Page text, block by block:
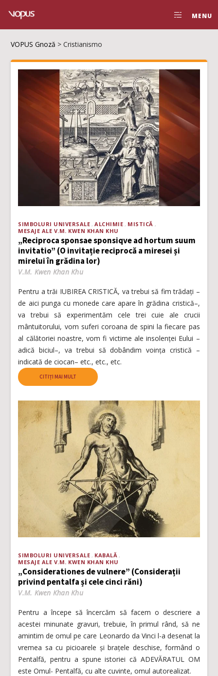
MENU
VOPUS Gnoză >Cristianismo
SIMBOLURI UNIVERSALE ALCHIMIE
MISTICĂ
MESAJE ALE V.M. KWEN KHAN KHU
„Reciproca sponsae sponsiqve ad hortum suum
invitatio” (O invitație reciprocă a miresei și
mirelui în grădina lor)
V.M. Kwen Khan Khu
Pentru a trăi IUBIREA CRISTICĂ, va trebui să fim trădați –
de aici punga cu monede care apare în grădina cristică–,
va trebui să experimentăm cele trei cuie ale crucii
mântuitorului, vom suferi coroana de spini la fiecare pas
al călătoriei noastre, vom fi victime ale insolenței Eului –
adică biciul–, va trebui să dobândim voința cristică –
indicată de ciocan– etc., etc., etc.
CITIȚI MAI MULT
SIMBOLURI UNIVERSALE
KABALĂ
MESAJE ALE V.M. KWEN KHAN KHU
„Considerationes de vulnere” (Considerații
privind pentalfa și cele cinci răni)
V.M. Kwen Khan Khu
Pentru a începe să încercăm să facem o descriere a
acestei minunate gravuri, trebuie, în primul rând, să ne
amintim de omul pe care Leonardo da Vinci l-a desenat la
vremea sa cu picioarele și brațele deschise, formând o
Pentalfă, pentru a spune istoriei că ADEVĂRATUL OM
este Omul- Pentalfă, cu alte cuvinte, omul autorealizat.